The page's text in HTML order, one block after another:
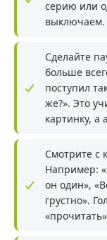
серию или
выключаем.
Сделайте
больше
поступил
же?». Это
картинку, а
Смотрите с
Например:
он один»,
грустно».